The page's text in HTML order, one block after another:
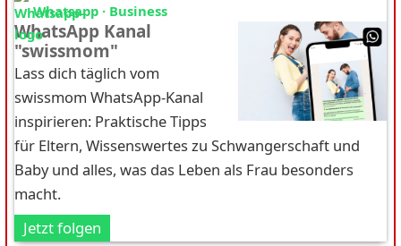
Whatsapp · Business
WhatsApp Kanal
"swissmom"
Lass dich täglich vom
swissmom WhatsApp-Kanal
inspirieren: Praktische Tipps
für Eltern, Wissenswertes zu Schwangerschaft und
Baby und alles, was das Leben als Frau besonders
macht.
Jetzt folgen